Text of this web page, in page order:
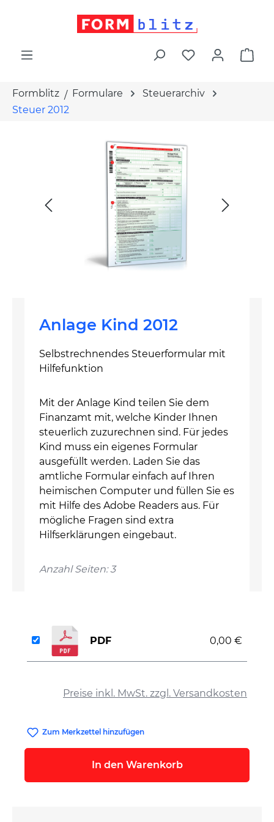
Formblitz Formulare
Steuerarchiv
Steuer 2012
Anlage Kind 2012
Selbstrechnendes Steuerformular mit
Hilfefunktion
Mit der Anlage Kind teilen Sie dem
Finanzamt mit, welche Kinder Ihnen
steuerlich zuzurechnen sind. Für jedes
Kind muss ein eigenes Formular
ausgefüllt werden. Laden Sie das
amtliche Formular einfach auf Ihren
heimischen Computer und füllen Sie es
mit Hilfe des Adobe Readers aus. Für
mögliche Fragen sind extra
Hilfserklärungen eingebaut.
Anzahl Seiten: 3
Preise inkl. MwSt. zzgl. Versandkosten
PDF 0,00 €
Zum Merkzettel hinzufügen
In den Warenkorb